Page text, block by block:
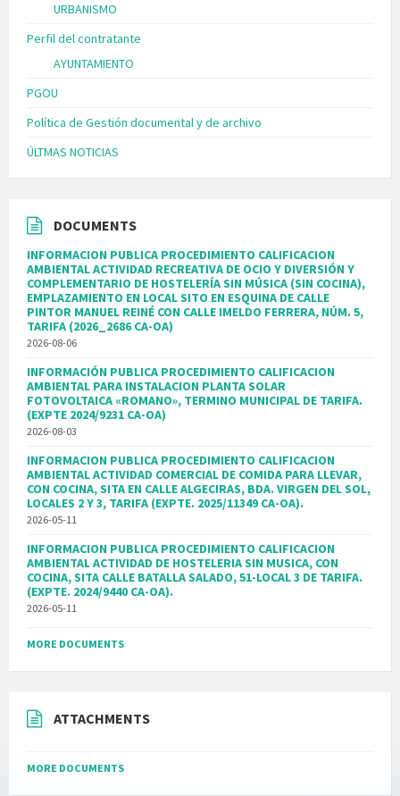
URBANISMO
Perfil del contratante
AYUNTAMIENTO
PGOU
Política de Gestión documental y de archivo
ÚLTMAS NOTICIAS
DOCUMENTS
INFORMACION PUBLICA PROCEDIMIENTO CALIFICACION
AMBIENTAL ACTIVIDAD RECREATIVA DE OCIO Y DIVERSIÓN Y
COMPLEMENTARIO DE HOSTELERÍA SIN MÚSICA (SIN COCINA),
EMPLAZAMIENTO EN LOCAL SITO EN ESQUINA DE CALLE
PINTOR MANUEL REINÉ CON CALLE IMELDO FERRERA, NÚM. 5,
TARIFA (2026_2686 CA-OA)
2026-08-06
INFORMACIÓN PUBLICA PROCEDIMIENTO CALIFICACION
AMBIENTAL PARA INSTALACION PLANTA SOLAR
FOTOVOLTAICA «ROMANO», TERMINO MUNICIPAL DE TARIFA.
(EXPTE 2024/9231 CA-OA)
2026-08-03
INFORMACION PUBLICA PROCEDIMIENTO CALIFICACION
AMBIENTAL ACTIVIDAD COMERCIAL DE COMIDA PARA LLEVAR,
CON COCINA, SITA EN CALLE ALGECIRAS, BDA. VIRGEN DEL SOL,
LOCALES 2 Y 3, TARIFA (EXPTE. 2025/11349 CA-OA).
2026-05-11
INFORMACION PUBLICA PROCEDIMIENTO CALIFICACION
AMBIENTAL ACTIVIDAD DE HOSTELERIA SIN MUSICA, CON
COCINA, SITA CALLE BATALLA SALADO, 51-LOCAL 3 DE TARIFA.
(EXPTE. 2024/9440 CA-OA).
2026-05-11
MORE DOCUMENTS
ATTACHMENTS
MORE DOCUMENTS